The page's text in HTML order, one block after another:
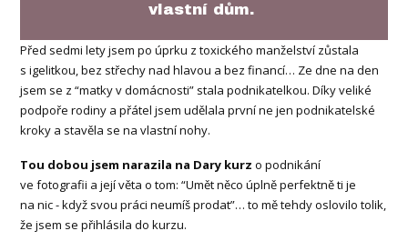
vlastní dům.
Před sedmi lety jsem po úprku z toxického manželství zůstala
s igelitkou, bez střechy nad hlavou a bez financí… Ze dne na den
jsem se z “matky v domácnosti” stala podnikatelkou. Díky veliké
podpoře rodiny a přátel jsem udělala první ne jen podnikatelské
kroky a stavěla se na vlastní nohy.
Tou dobou jsem narazila na Dary kurz o podnikání
ve fotografii a její věta o tom: “Umět něco úplně perfektně ti je
na nic - když svou práci neumíš prodat”… to mě tehdy oslovilo tolik,
že jsem se přihlásila do kurzu.